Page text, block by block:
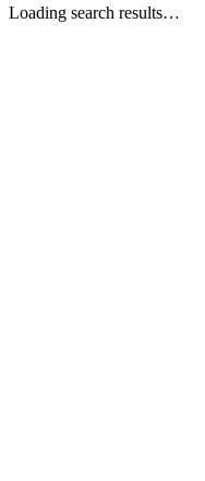
Loading search results…